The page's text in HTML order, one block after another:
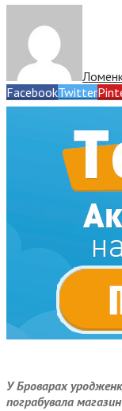
FacebookTwitter
У Броварах
пограбувала